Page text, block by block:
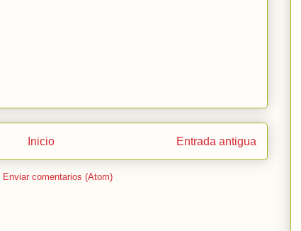
Entrada antigua
Inicio
Enviar comentarios (Atom)